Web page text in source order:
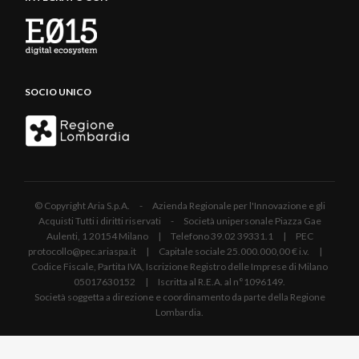
SOCIO UNICO
© Copyright Aria S.p.A. - Azienda Regionale per l'Innovazione e gli
Acquisti Tutti i diritti riservati - Società unipersonale Piazza Gae
Aulenti, 1 20154 Milano | Telefono 39.02 39331.1 | PEC
protocollo@pec.ariaspa.it | Capitale sociale 25.000.000,00 € i.v. |
Codice Fiscale, Partita IVA, Iscrizione Registro delle Imprese di Milano
05017630152 | Iscritta al R.E.A. al n°1096149.
Società soggetta a direzione e coordinamento da parte della Regione
Lombardia.